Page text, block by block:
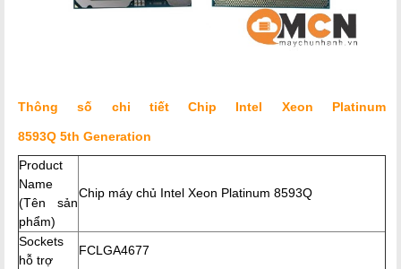
Thông số chi tiết Chip Intel Xeon Platinum
8593Q 5th Generation
Product
Name
(Tên sản
phẩm)
Chip máy chủ Intel Xeon Platinum 8593Q
Sockets
hỗ trợ
FCLGA4677